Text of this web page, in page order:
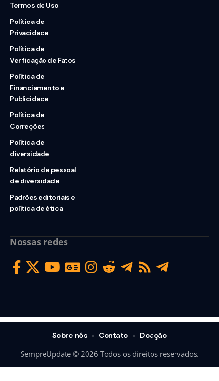
Termos de Uso
Política de
Privacidade
Política de
Verificação de Fatos
Política de
Financiamento e
Publicidade
Política de
Correções
Política de
diversidade
Relatório de pessoal
de diversidade
Padrões editoriais e
política de ética
Nossas redes
SempreUpdate © 2026 Todos os direitos reservados.
Sobre nós Contato Doação